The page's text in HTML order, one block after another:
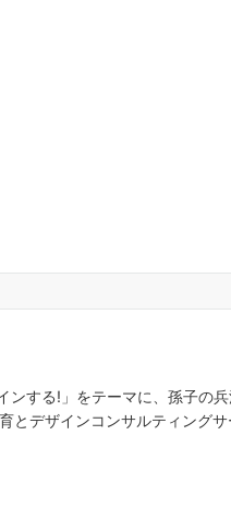
する!」をテーマに、孫子の
デザインコンサルティングサ